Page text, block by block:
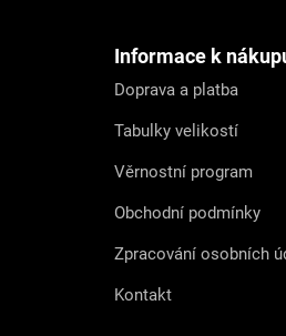
Informace k
Doprava a platba
Tabulky velikostí
Věrnostní program
Obchodní podmínky
Zpracování osobních
Kontakt